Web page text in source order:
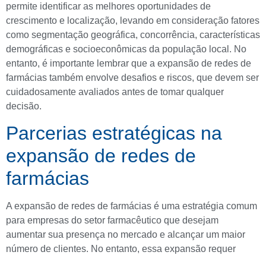
permite identificar as melhores oportunidades de
crescimento e localização, levando em consideração fatores
como segmentação geográfica, concorrência, características
demográficas e socioeconômicas da população local. No
entanto, é importante lembrar que a expansão de redes de
farmácias também envolve desafios e riscos, que devem ser
cuidadosamente avaliados antes de tomar qualquer
decisão.
Parcerias estratégicas na
expansão de redes de
farmácias
A expansão de redes de farmácias é uma estratégia comum
para empresas do setor farmacêutico que desejam
aumentar sua presença no mercado e alcançar um maior
número de clientes. No entanto, essa expansão requer